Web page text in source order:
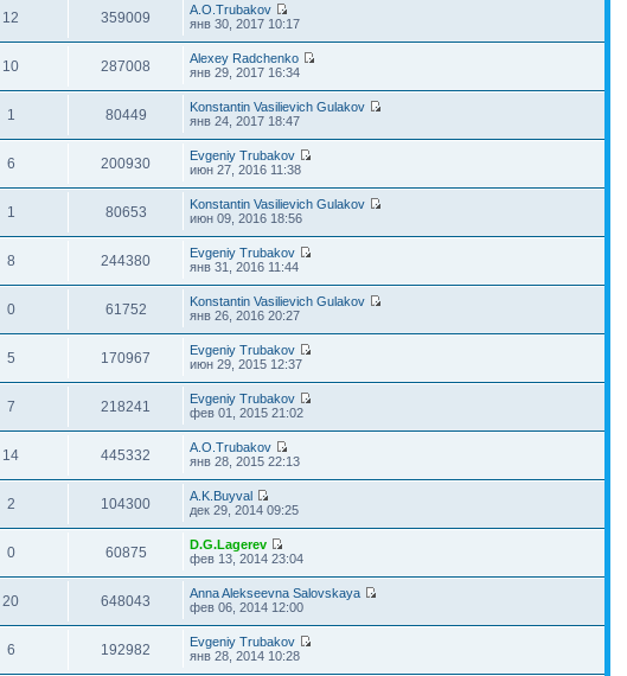
12 359009
A.O.Trubakov
янв 30, 2017 10:17
10 287008
Alexey Radchenko
янв 29, 2017 16:34
1 80449
Konstantin Vasilievich Gulakov
янв 24, 2017 18:47
6 200930
Evgeniy Trubakov
июн 27, 2016 11:38
1 80653
Konstantin Vasilievich Gulakov
июн 09, 2016 18:56
8 244380
Evgeniy Trubakov
янв 31, 2016 11:44
0 61752
Konstantin Vasilievich Gulakov
янв 26, 2016 20:27
5 170967
Evgeniy Trubakov
июн 29, 2015 12:37
7 218241
Evgeniy Trubakov
фев 01, 2015 21:02
14 445332
A.O.Trubakov
янв 28, 2015 22:13
2 104300
A.K.Buyval
дек 29, 2014 09:25
0 60875
D.G.Lagerev
фев 13, 2014 23:04
20 648043
Anna Alekseevna Salovskaya
фев 06, 2014 12:00
6 192982
Evgeniy Trubakov
янв 28, 2014 10:28